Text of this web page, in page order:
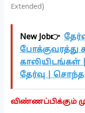
Extended)
New Job👉
போக்குவரத்து
காலியிடங்கள்
தேர்வு |
விண்ணப்பிக்கும்